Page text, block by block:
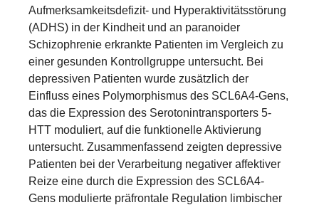
Aufmerksamkeitsdefizit- und Hyperaktivitätsstörung
(ADHS) in der Kindheit und an paranoider
Schizophrenie erkrankte Patienten im Vergleich zu
einer gesunden Kontrollgruppe untersucht. Bei
depressiven Patienten wurde zusätzlich der
Einfluss eines Polymorphismus des SCL6A4-Gens,
das die Expression des Serotonintransporters 5-
HTT moduliert, auf die funktionelle Aktivierung
untersucht. Zusammenfassend zeigten depressive
Patienten bei der Verarbeitung negativer affektiver
Reize eine durch die Expression des SCL6A4-
Gens modulierte präfrontale Regulation limbischer